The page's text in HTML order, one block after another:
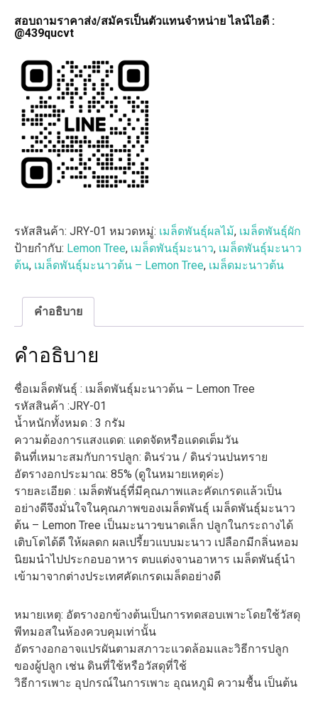
Tree
(เมล็ด
พันธุ์
คุณภาพ
ดี)
ชิ้น
สอบถามราคาส่ง/สมัครเป็นตัวแทนจำหน่าย ไลน์ไอดี :
@439qucvt
รหัสสินค้า: JRY-01 หมวดหมู่: เมล็ดพันธุ์ผลไม้, เมล็ดพันธุ์ผัก
ป้ายกำกับ: Lemon Tree, เมล็ดพันธุ์มะนาว, เมล็ดพันธุ์มะนาว
ต้น, เมล็ดพันธุ์มะนาวต้น – Lemon Tree, เมล็ดมะนาวต้น
คำอธิบาย
คำอธิบาย
ชื่อเมล็ดพันธุ์ : เมล็ดพันธุ์มะนาวต้น – Lemon Tree
รหัสสินค้า :JRY-01
น้ำหนักทั้งหมด : 3 กรัม
ความต้องการแสงแดด: แดดจัดหรือแดดเต็มวัน
ดินที่เหมาะสมกับการปลูก: ดินร่วน / ดินร่วนปนทราย
อัตรางอกประมาณ: 85% (ดูในหมายเหตุค่ะ)
รายละเอียด : เมล็ดพันธุ์ที่มีคุณภาพและคัดเกรดแล้วเป็น
อย่างดีจึงมั่นใจในคุณภาพของเมล็ดพันธุ์ เมล็ดพันธุ์มะนาว
ต้น – Lemon Tree เป็นมะนาวขนาดเล็ก ปลูกในกระถางได้
เติบโตได้ดี ให้ผลดก ผลเปรี้ยวแบบมะนาว เปลือกมีกลิ่นหอม
นิยมนำไปประกอบอาหาร ตบแต่งจานอาหาร เมล็ดพันธุ์นำ
เข้ามาจากต่างประเทศคัดเกรดเมล็ดอย่างดี
หมายเหตุ: อัตรางอกข้างต้นเป็นการทดสอบเพาะโดยใช้วัสดุ
พีทมอสในห้องควบคุมเท่านั้น
อัตรางอกอาจแปรผันตามสภาวะแวดล้อมและวิธีการปลูก
ของผู้ปลูก เช่น ดินที่ใช้หรือวัสดุที่ใช้
วิธีการเพาะ อุปกรณ์ในการเพาะ อุณหภูมิ ความชื้น เป็นต้น